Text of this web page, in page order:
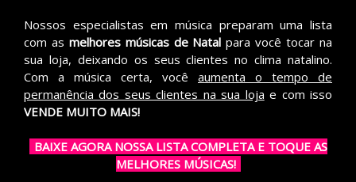
Nossos especialistas em música preparam uma lista
com as melhores músicas de Natal para você tocar na
sua loja, deixando os seus clientes no clima natalino.
Com a música certa, você aumenta o tempo de
permanência dos seus clientes na sua loja e com isso
VENDE MUITO MAIS!
BAIXE AGORA NOSSA LISTA COMPLETA E TOQUE AS
MELHORES MÚSICAS!-